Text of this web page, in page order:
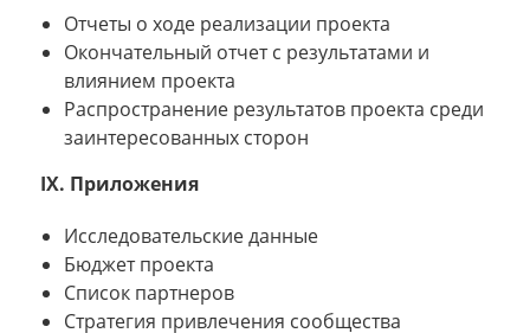
Отчеты о ходе реализации проекта
Окончательный отчет с результатами и
влиянием проекта
Распространение результатов проекта среди
заинтересованных сторон
IX. Приложения
Исследовательские данные
Бюджет проекта
Список партнеров
Стратегия привлечения сообщества